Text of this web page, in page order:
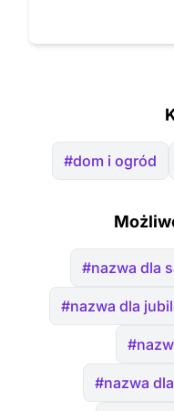
#dom i ogród
#nazwa dla
#nazwa dla
#nazwa